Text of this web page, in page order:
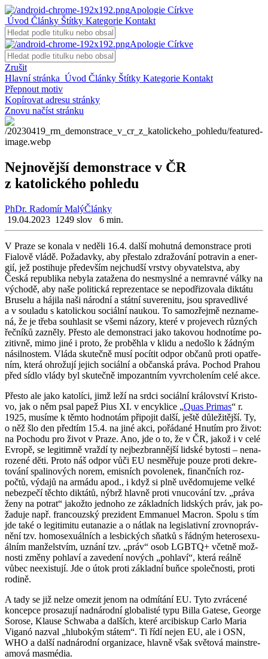
Apologie Církve
Úvod Články Štítky Kategorie Kontakt
Apologie Církve
Zrušit
Hlavní stránka Úvod Články Štítky Kategorie Kontakt
Přepnout motiv
Kopírovat adresu stránky
Znovu načíst stránku
Nejnovější demonstrace v ČR
z katolického pohledu
PhDr. Radomír MalýČlánky
19.04.2023 1249 slov 6 min.
V Praze se ko­na­la v ne­dě­li 16.4. další mo­hut­ná de­mon­stra­ce proti
Fi­a­lo­vě vládě. Po­ža­dav­ky, aby pře­sta­lo zdra­žo­vá­ní po­tra­vin a ener­
gií, jež po­sti­hu­je pře­de­vším nej­chud­ší vrst­vy oby­va­tel­stva, aby
Česká re­pub­li­ka ne­by­la za­ta­že­na do ne­smy­sl­né a ne­mrav­né války na
vý­cho­dě, aby naše po­li­tic­ká re­pre­zen­ta­ce se ne­pod­ři­zo­va­la dik­tá­tu
Bru­se­lu a há­ji­la naši ná­rod­ní a stát­ní su­ve­re­ni­tu, jsou spra­ved­li­vé
a v sou­la­du s ka­to­lic­kou so­ci­ál­ní nau­kou. To sa­mo­zřej­mě ne­zna­me­
ná, že je třeba sou­hla­sit se všemi ná­zo­ry, které v pro­je­vech růz­ných
řeč­ní­ků za­zně­ly. Přes­to ale de­mon­stra­ci jako ta­ko­vou hod­no­tí­me po­
zi­tiv­ně, mimo jiné i proto, že pro­běh­la v klidu a ne­do­šlo k žád­ným
ná­sil­nos­tem. Vláda sku­teč­ně musí po­cí­tit odpor ob­ča­nů proti opat­ře­
ním, která ohro­žu­jí je­jich so­ci­ál­ní a ob­čan­ská práva. Po­chod Pra­hou
před sídlo vlády byl sku­teč­ně im­po­zant­ním vy­vr­cho­le­ním celé akce.
Přes­to ale jako ka­to­lí­ci, jimž leží na srdci so­ci­ál­ní krá­lov­ství Kris­to­
vo, jak o něm psal papež Pius XI. v en­cyk­li­ce „Quas Pri­mas“ r.
1925, mu­sí­me k těmto hod­no­tám při­po­jit další, ještě dů­le­ži­těj­ší. Ty,
o něž šlo den před­tím 15.4. na jiné akci, po­řá­da­né Hnu­tím pro život:
na Po­cho­du pro život v Praze. Ano, jde o to, že v ČR, jakož i v celé
Ev­ro­pě, se le­gi­tim­ně vraž­dí ty nej­bez­bran­něj­ší lid­ské by­tos­ti – ne­na­
ro­ze­né děti. Proto náš odpor vůči EU ne­smě­řu­je pouze proti de­kre­
to­vá­ní spa­li­no­vých norem, emis­ních po­vo­le­nek, fi­nanč­ních roz­
počtů, vý­da­jů na ar­má­du apod., i když si plně uvě­do­mu­je­me velké
ne­bez­pe­čí těch­to dik­tá­tů, nýbrž hlav­ně proti vnu­co­vá­ní tzv. „práva
ženy na po­trat“ ja­kož­to jed­no­ho ze zá­klad­ních lid­ských práv, jak po­
ža­du­je např. fran­couz­ský pre­zi­dent Em­ma­nu­el Ma­cron. Spolu s tím
jde také o le­gi­ti­mi­tu eu­ta­na­zie a o nátlak na le­gisla­tiv­ní zrov­no­práv­
ně­ní tzv. ho­mose­xu­ál­ních a le­sbic­kých sňatků s řád­ným he­te­ro­se­xu­
ál­ním man­žel­stvím, uzná­ní tzv. „práv“ osob LGBTQ+ včet­ně mož­
nos­ti změny po­hla­ví a za­ve­de­ní no­vých „po­hla­ví“, která re­ál­ně
vůbec ne­e­xis­tu­jí. Jde o útok proti zá­klad­ní buňce spo­leč­nos­ti, proti
ro­di­ně.
A tady se již nelze ome­zit jenom na od­mí­tá­ní EU. Tyto zvrá­ce­né
kon­cep­ce pro­sa­zu­jí nad­ná­rod­ní glo­ba­lis­té typu Billa Ga­te­se, Ge­or­ge
So­ro­se, Klause Schwa­ba a dal­ších, které ar­ci­bis­kup Carlo Maria
Viganó na­zval „hlu­bo­kým stá­tem“. Ti řídí nejen EU, ale i OSN,
WHO a další nad­ná­rod­ní or­ga­ni­za­ce, hlav­ně však svě­to­vá ma­in­stre­
a­mo­vá masmé­dia.